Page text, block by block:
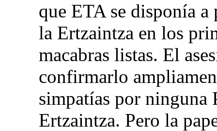
que ETA se disponía a
la Ertzaintza en los
macabras listas. El
confirmarlo
simpatías por ninguna
Ertzaintza. Pero la